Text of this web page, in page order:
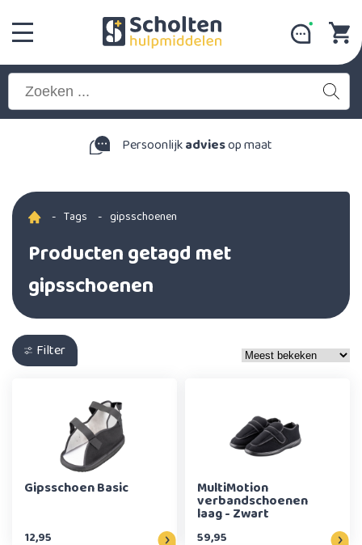
Persoonlijkadviesop maat
- Tags - gipsschoenen
Producten getagd met
gipsschoenen
Filter
Gipsschoen Basic
12,95
MultiMotion
verbandschoenen
laag - Zwart
59,95